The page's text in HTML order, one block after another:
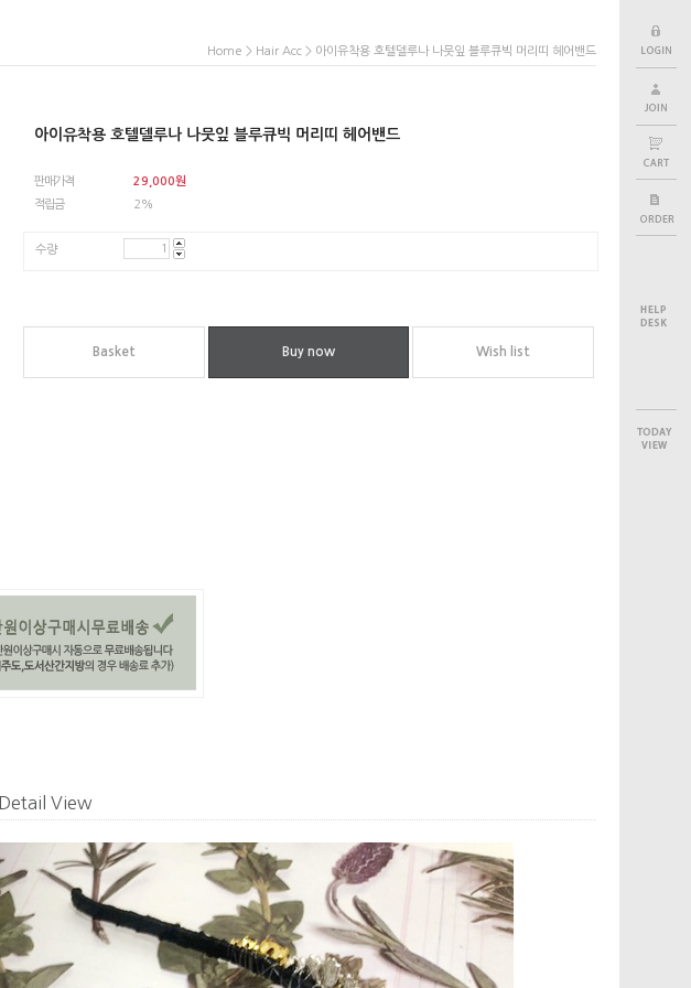
Home > Hair Acc> 아이유착용 호텔델루나 나뭇잎 블루큐빅 머리띠 헤어밴드
아이유착용 호텔델루나 나뭇잎 블루큐빅 머리띠 헤어밴드
판매가격 29,000원
적립금
2%
수량
Basket Buy now Wish list
Detail View